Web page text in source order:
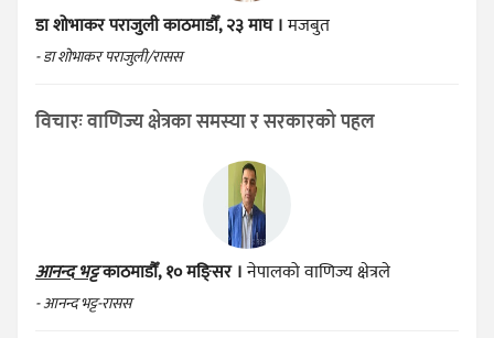
डा शोभाकर पराजुलीकाठमाडौँ, २३ माघ ।मजबुत
- डा शोभाकर पराजुली/रासस
विचारः वाणिज्य क्षेत्रका समस्या र सरकारको पहल
आनन्द भट्टकाठमाडौँ, १० मङ्सिर ।नेपालको वाणिज्य क्षेत्रले
- आनन्द भट्ट-रासस